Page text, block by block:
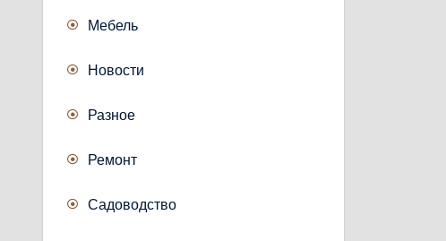
Мебель
Новости
Разное
Ремонт
Садоводство